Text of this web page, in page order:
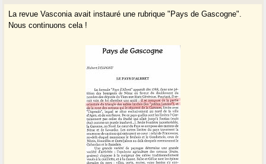
La revue Vasconia avait instauré une rubrique "Pays de Gascogne".
Nous continuons cela !